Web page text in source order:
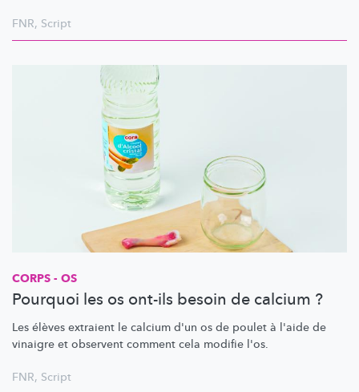
FNR, Script
CORPS - OS
Pourquoi les os ont-ils besoin de calcium ?
Les élèves extraient le calcium d'un os de poulet à l'aide de
vinaigre et observent comment cela modifie l'os.
FNR, Script